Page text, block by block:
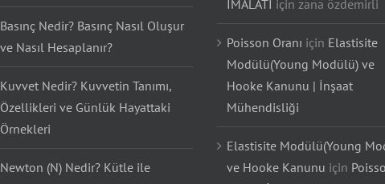
Gerilmeleri
Basınç Nedir? Basınç Nasıl Oluşur
ve Nasıl Hesaplanır?
Kuvvet Nedir? Kuvvetin Tanımı,
Örnekleri
KİRİŞSİZ RADYE TEMEL
İMALATI için zana özdemirli
Poisson Oranı için
Elastisite
Modülü(Young Modülü) ve
Hooke Kanunu | İnşaat
Mühendisliği
Elastisite Modülü(Young